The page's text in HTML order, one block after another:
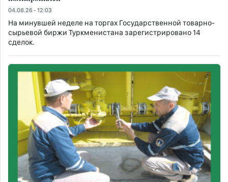
04.08.26 - 12:03
На минувшей неделе на торгах Государственной товарно-
сырьевой биржи Туркменистана зарегистрировано 14
сделок.